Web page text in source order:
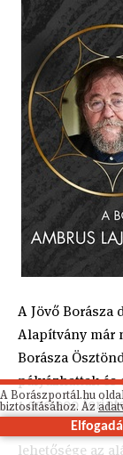
A Jövő
Alapítvány már
Borásza
pályázhattak és
1.000.000
lehetősége az
A Borászportál.hu
biztosításához. Az